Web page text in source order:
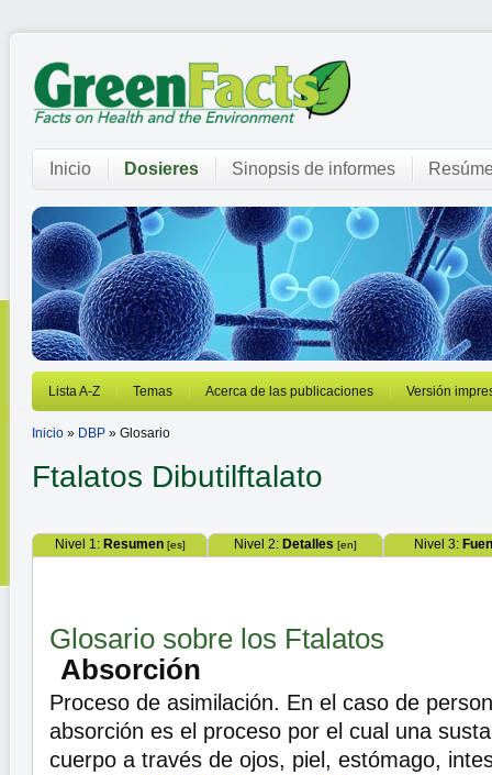
Inicio Dosieres Sinopsis de informes
Lista A-Z Temas Acerca de las publicaciones Versión
Inicio » DBP » Glosario
Ftalatos Dibutilftalato
Nivel 1: Resumen[es] Nivel 2: Detalles [en] Nivel 3:
Glosario sobre los Ftalatos
Absorción
Proceso de asimilación. En el caso de
absorción es el proceso por el cual una
cuerpo a través de ojos, piel, estómago,